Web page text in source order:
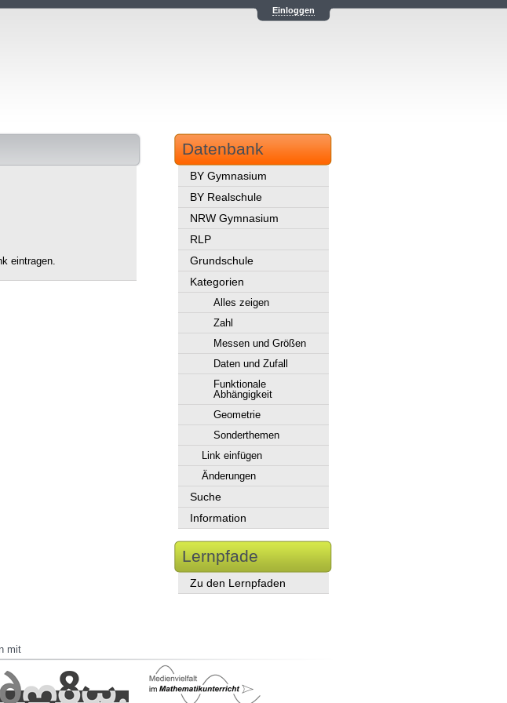
Einloggen
eintragen.
Datenbank
BY Gymnasium
BY Realschule
NRW Gymnasium
RLP
Grundschule
Kategorien
Alles zeigen
Zahl
Messen und Größen
Daten und Zufall
Funktionale
Abhängigkeit
Geometrie
Sonderthemen
Link einfügen
Änderungen
Suche
Information
Lernpfade
Zu den Lernpfaden
mit